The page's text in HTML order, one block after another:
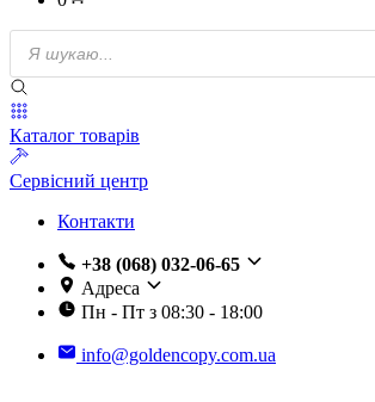
Пошук
товарів
Каталог товарів
Сервісний центр
Контакти
+38 (068) 032-06-65
Адреса
Пн - Пт з 08:30 - 18:00
info@goldencopy.com.ua